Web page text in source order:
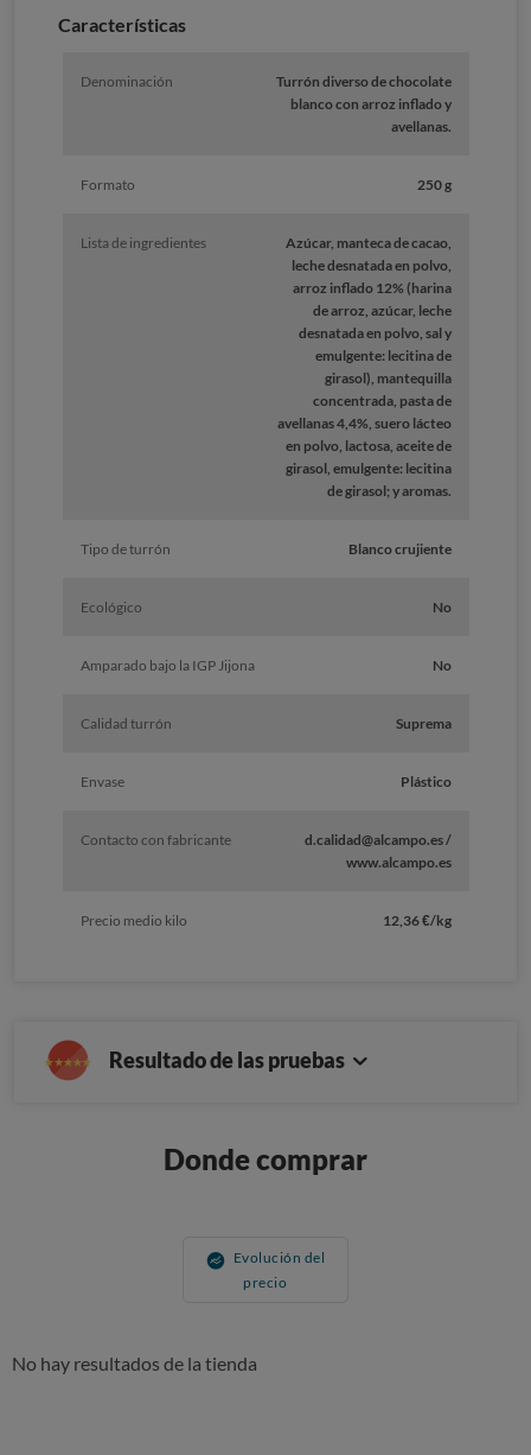
Caracterí­sticas
Denominación
Turrón diverso de chocolate
blanco con arroz inflado y
avellanas.
Formato 250 g
Lista de ingredientes
Azúcar, manteca de cacao,
leche desnatada en polvo,
arroz inflado 12% (harina
de arroz, azúcar, leche
desnatada en polvo, sal y
emulgente: lecitina de
girasol), mantequilla
concentrada, pasta de
avellanas 4,4%, suero lácteo
en polvo, lactosa, aceite de
girasol, emulgente: lecitina
de girasol; y aromas.
Tipo de turrón Blanco crujiente
Ecológico No
Amparado bajo la IGP Jijona No
Calidad turrón Suprema
Envase Plástico
Contacto con fabricante
d.calidad@alcampo.es /
www.alcampo.es
Precio medio kilo 12,36 €/kg
Resultado de las pruebas
Donde comprar
Evolución del
precio
No hay resultados de la tienda